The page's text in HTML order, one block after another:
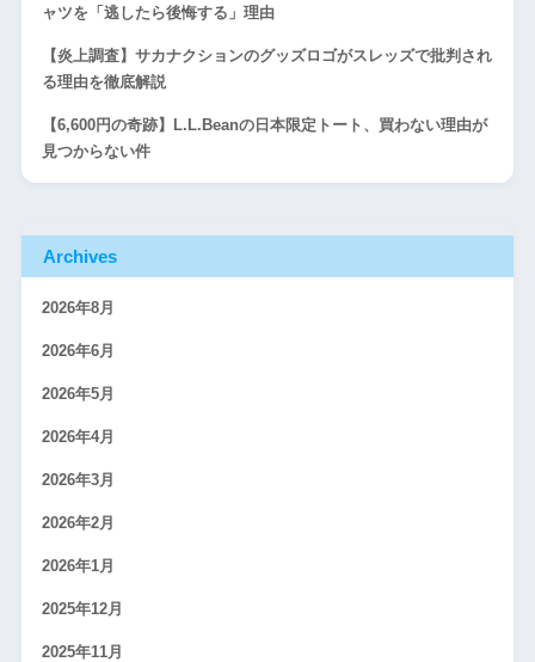
ャツを「逃したら後悔する」理由
【炎上調査】サカナクションのグッズロゴがスレッズで批判され
る理由を徹底解説
【6,600円の奇跡】L.L.Beanの日本限定トート、買わない理由が
見つからない件
Archives
2026年8月
2026年6月
2026年5月
2026年4月
2026年3月
2026年2月
2026年1月
2025年12月
2025年11月